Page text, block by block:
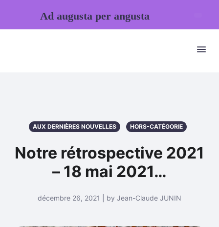
AUX DERNIÈRES NOUVELLES HORS-CATÉGORIE
Notre rétrospective 2021
– 18 mai 2021…
décembre 26, 2021 | by Jean-Claude JUNIN
Ad augusta per angusta